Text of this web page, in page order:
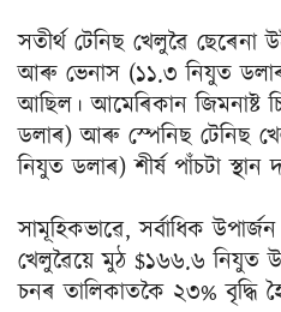
সতীৰ্থ টেনিছ খেলুৱৈ
আৰু ভেনাস (১১.৩ নিযুত
আছিল। আমেৰিকান জিমনাষ্ট
ডলাৰ) আৰু স্পেনিছ টেনিছ
নিযুত ডলাৰ) শীৰ্ষ পাঁচটা
সামূহিকভাৱে, সৰ্বাধিক
খেলুৱৈয়ে মুঠ $১৬৬.৬ নিযুত
চনৰ তালিকাতকৈ ২৩% বৃদ্ধি